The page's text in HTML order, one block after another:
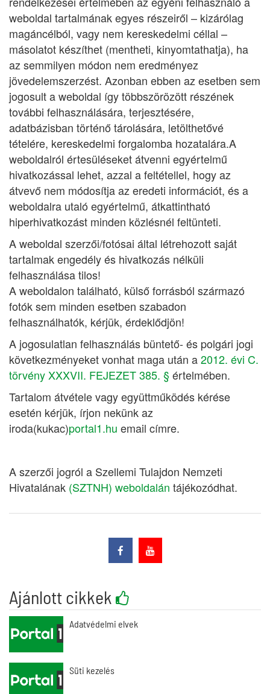
weboldal tartalmának egyes részeiről – kizárólag
magáncélból, vagy nem kereskedelmi céllal –
másolatot készíthet (mentheti, kinyomtathatja), ha
az semmilyen módon nem eredményez
jövedelemszerzést. Azonban ebben az esetben sem
jogosult a weboldal így többszörözött részének
további felhasználására, terjesztésére,
adatbázisban történő tárolására, letölthetővé
tételére, kereskedelmi forgalomba hozatalára.A
weboldalról értesüléseket átvenni egyértelmű
hivatkozással lehet, azzal a feltétellel, hogy az
átvevő nem módosítja az eredeti információt, és a
weboldalra utaló egyértelmű, átkattintható
hiperhivatkozást minden közlésnél feltünteti.
A weboldal szerzői/fotósai által létrehozott saját
tartalmak engedély és hivatkozás nélküli
felhasználása tilos!
A weboldalon található, külső forrásból származó
fotók sem minden esetben szabadon
felhasználhatók, kérjük, érdeklődjön!
A jogosulatlan felhasználás büntető- és polgári jogi
következményeket vonhat maga után a2012. évi C.
törvény XXXVII. FEJEZET 385. § értelmében.
Tartalom átvétele vagy együttműködés kérése
esetén kérjük, írjon nekünk az
iroda(kukac)portal1.hu email címre.
A szerzői jogról a Szellemi Tulajdon Nemzeti
Hivatalának (SZTNH) weboldalán tájékozódhat.
Ajánlott cikkek
Adatvédelmi elvek
Süti kezelés